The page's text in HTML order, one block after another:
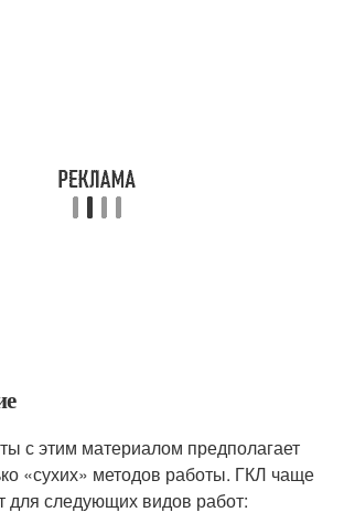
с этим материалом предполагает
«сухих» методов работы. ГКЛ чаще
для следующих видов работ: